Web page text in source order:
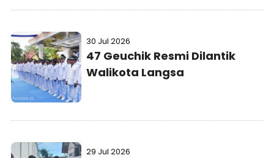
30 Jul 2026
47 Geuchik Resmi Dilantik
Walikota Langsa
29 Jul 2026